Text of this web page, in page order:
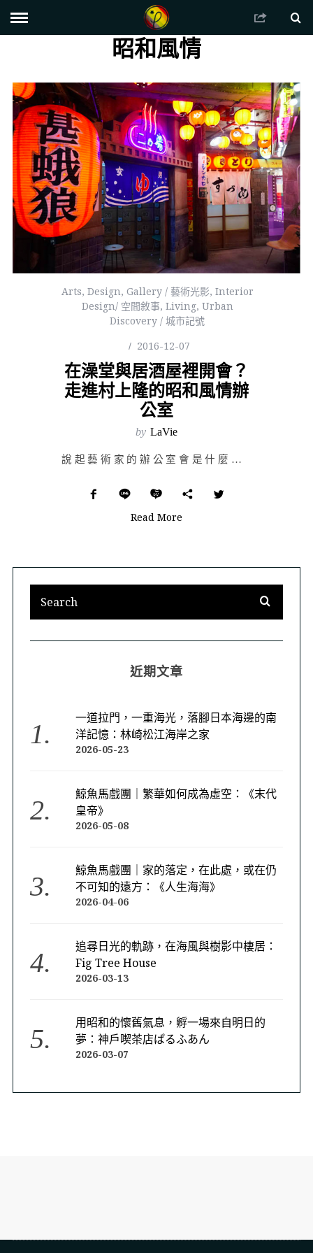
昭和風情
Arts, Design, Gallery / 藝術光影, Interior
Design/ 空間敘事, Living, Urban
Discovery / 城市記號
2016-12-07
在澡堂與居酒屋裡開會？
走進村上隆的昭和風情辦
公室
by LaVie
說起藝術家的辦公室會是什麼樣子？請先將腦中想像全部抹去，然後看看這間不起眼卻又令人感到奇怪的舊式店鋪…
Read More
近期文章
一道拉門，一重海光，落腳日本海邊的南
洋記憶：林崎松江海岸之家
2026-05-23
鯨魚馬戲團｜繁華如何成為虛空：《末代
皇帝》
2026-05-08
鯨魚馬戲團｜家的落定，在此處，或在仍
不可知的遠方：《人生海海》
2026-04-06
追尋日光的軌跡，在海風與樹影中棲居：
Fig Tree House
2026-03-13
用昭和的懷舊氣息，孵一場來自明日的
夢：神戶喫茶店ぱるふあん
2026-03-07